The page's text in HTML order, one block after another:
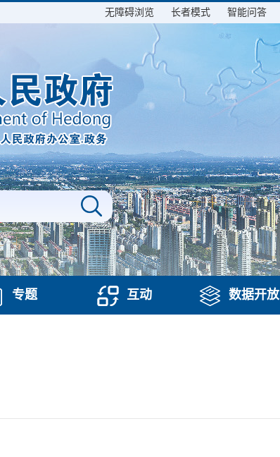
无障碍浏览 长者模式 智能问答
专题 互动 数据开放